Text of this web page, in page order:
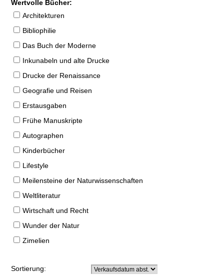
Wertvolle Bücher:
Architekturen
Bibliophilie
Das Buch der Moderne
Inkunabeln und alte Drucke
Drucke der Renaissance
Geografie und Reisen
Erstausgaben
Frühe Manuskripte
Autographen
Kinderbücher
Lifestyle
Meilensteine der Naturwissenschaften
Weltliteratur
Wirtschaft und Recht
Wunder der Natur
Zimelien
Sortierung: